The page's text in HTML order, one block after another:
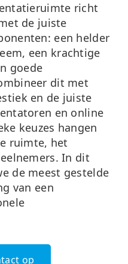
richt
de juiste
een helder
een krachtige
goede
dit met
en de juiste
en online
keuzes hangen
ruimte, het
In dit
de meest gestelde
van een
op